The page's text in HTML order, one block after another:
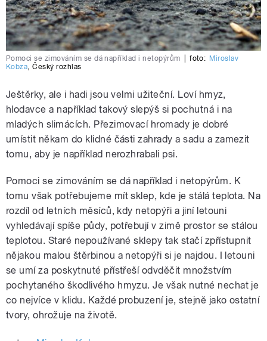
Pomoci se zimováním se dá například i netopýrům foto: Miroslav
Kobza ,Český rozhlas
Ještěrky, ale i hadi jsou velmi užiteční. Loví hmyz,
hlodavce a například takový slepýš si pochutná i na
mladých slimácích. Přezimovací hromady je dobré
umístit někam do klidné části zahrady a sadu a zamezit
tomu, aby je například nerozhrabali psi.
Pomoci se zimováním se dá například i netopýrům. K
tomu však potřebujeme mít sklep, kde je stálá teplota. Na
rozdíl od letních měsíců, kdy netopýři a jiní letouni
vyhledávají spíše půdy, potřebují v zimě prostor se stálou
teplotou. Staré nepoužívané sklepy tak stačí zpřístupnit
nějakou malou štěrbinou a netopýři si je najdou. I letouni
se umí za poskytnuté přístřeší odvděčit množstvím
pochytaného škodlivého hmyzu. Je však nutné nechat je
co nejvíce v klidu. Každé probuzení je, stejně jako ostatní
tvory, ohrožuje na životě.